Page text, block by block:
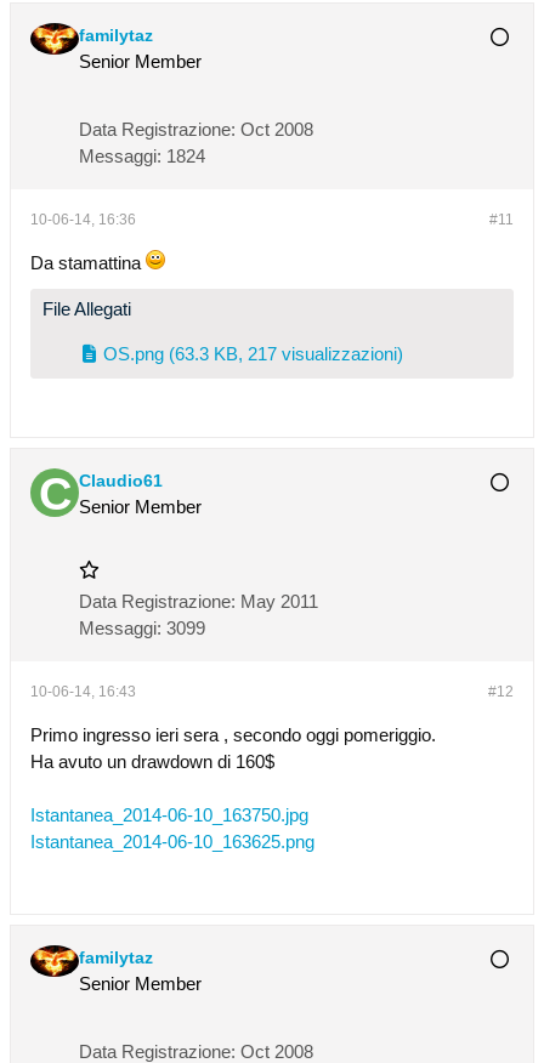
familytaz
Senior Member
Data Registrazione: Oct 2008
Messaggi: 1824
#11
10-06-14, 16:36
Da stamattina
File Allegati
OS.png (63.3 KB, 217 visualizzazioni)
Claudio61
Senior Member
Data Registrazione: May 2011
Messaggi: 3099
#12
10-06-14, 16:43
Primo ingresso ieri sera , secondo oggi pomeriggio.
Ha avuto un drawdown di 160$
Istantanea_2014-06-10_163750.jpg
Istantanea_2014-06-10_163625.png
familytaz
Senior Member
Data Registrazione: Oct 2008